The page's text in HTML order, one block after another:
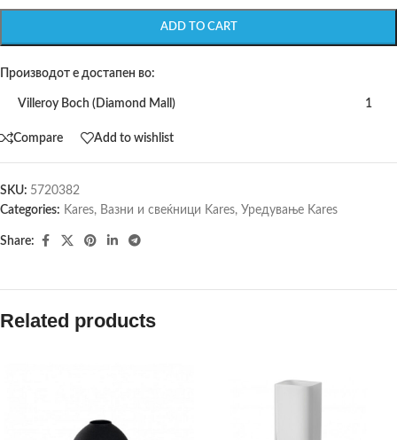
ADD TO CART
Производот е достапен во:
Villeroy Boch (Diamond Mall) 1
Compare Add to wishlist
SKU: 5720382
Categories: Kares, Вазни и свеќници Kares, Уредување Kares
Share:
Related products